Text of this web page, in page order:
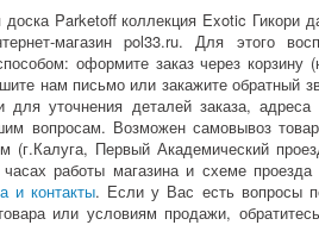
Parketoff коллекция Exotic Гикори
магазин pol33.ru. Для этого
оформите заказ через корзину
нам письмо или закажите обратный
уточнения деталей заказа, адреса
вопросам. Возможен самовывоз
(г.Калуга, Первый Академический
работы магазина и схеме
и контакты. Если у Вас есть вопросы
или условиям продажи,